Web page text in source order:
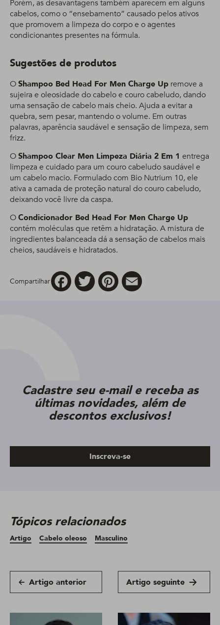
Porém, as desavantagens também aparecem em alguns
cabelos, como o “ensebamento” causado pelos ativos
que promovem a limpeza do corpo e o agentes
condicionantes presentes na fórmula.
Sugestões de produtos
OShampoo Bed Head For Men Charge Up remove a
sujeira e oleosidade do cabelo e couro cabeludo, dando
uma sensação de cabelo mais cheio. Ajuda a evitar a
quebra, sem pesar, mantendo o volume. Em outras
palavras, aparência saudável e sensação de limpeza, sem
frizz.
OShampoo Clear Men Limpeza Diária 2 Em 1 entrega
limpeza e cuidado para um couro cabeludo saudável e
um cabelo macio. Formulado com Bio Nutrium 10, ele
ativa a camada de proteção natural do couro cabeludo,
deixando você livre da caspa.
OCondicionador Bed Head For Men Charge Up
contém moléculas que retêm a hidratação. A mistura de
ingredientes balanceada dá a sensação de cabelos mais
cheios, saudáveis e hidratados.
Compartilhar
FacebookTwitter Pinterest
Cadastre seu e-mail e receba as
últimas novidades, além de
descontos exclusivos!
Inscreva-se
Tópicos relacionados
Artigo Cabelo oleoso Masculino
Artigo anterior Artigo seguinte